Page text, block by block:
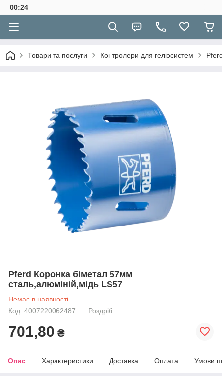
00:24
Товари та послуги Контролери для геліосистем
Pferd Коронка біметал 57мм
сталь,алюміній,мідь LS57
Немає в наявності
Код: 4007220062487
Роздріб
701,80 ₴
Опис Характеристики Доставка Оплата Умови